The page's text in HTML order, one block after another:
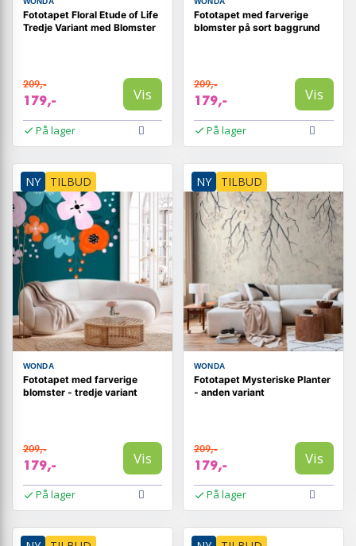
Fototapet Floral Etude of Life
Tredje Variant med Blomster
209,-
179,- Vis
På lager
Fototapet med farverige
blomster på sort baggrund
209,-
179,- Vis
På lager
NY TILBUD
WONDA
Fototapet med farverige
blomster - tredje variant
209,-
179,- Vis
På lager
NY TILBUD
WONDA
Fototapet Mysteriske Planter
- anden variant
209,-
179,- Vis
På lager